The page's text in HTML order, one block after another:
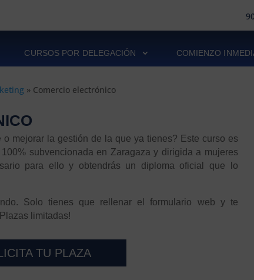
CURSOS POR DELEGACIÓN COMIENZO
» Comercio electrónico
mejorar la gestión de la que ya tienes? Este curso es
subvencionada en Zaragaza y dirigida a mujeres
para ello y obtendrás un diploma oficial que lo
Solo tienes que rellenar el formulario web y te
limitadas!
TU PLAZA